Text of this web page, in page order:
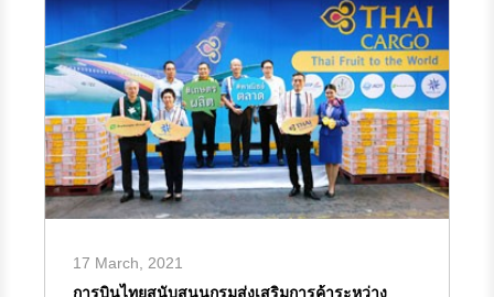
17 March, 2021
การบินไทยสนับสนุนกรมส่งเสริมการค้าระหว่าง